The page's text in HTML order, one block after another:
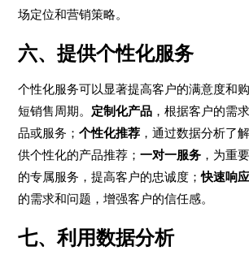
场定位和营销策略。
六、提供个性化服务
个性化服务可以显著提高客户的满意度和
短销售周期。 定制化产品 ，根据客户的需
品或服务；个性化推荐 ，通过数据分析了
供个性化的产品推荐；一对一服务 ，为重
的专属服务，提高客户的忠诚度；快速响应
的需求和问题，增强客户的信任感。
七、利用数据分析